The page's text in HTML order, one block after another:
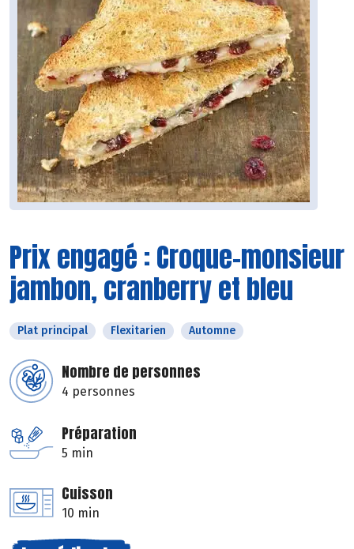
Prix engagé : Croque-monsieur
jambon, cranberry et bleu
Plat principal Flexitarien Automne
Nombre de personnes
4 personnes
Préparation
5 min
Cuisson
10 min